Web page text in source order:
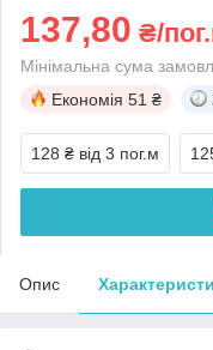
137,80 ₴/
Мінімальна сума
Економія 51 ₴
128 ₴ від 3 пог.м
Опис